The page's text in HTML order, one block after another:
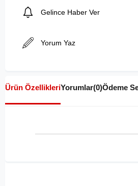
Gelince Haber Ver
Yorum Yaz
Ürün ÖzellikleriYorumlar(0)Ödeme